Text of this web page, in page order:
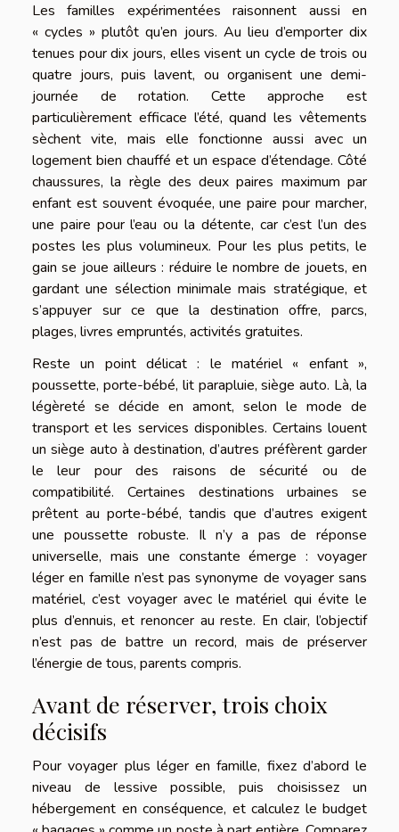
Les familles expérimentées raisonnent aussi en
« cycles » plutôt qu’en jours. Au lieu d’emporter dix
tenues pour dix jours, elles visent un cycle de trois ou
quatre jours, puis lavent, ou organisent une demi-
journée de rotation. Cette approche est
particulièrement efficace l’été, quand les vêtements
sèchent vite, mais elle fonctionne aussi avec un
logement bien chauffé et un espace d’étendage. Côté
chaussures, la règle des deux paires maximum par
enfant est souvent évoquée, une paire pour marcher,
une paire pour l’eau ou la détente, car c’est l’un des
postes les plus volumineux. Pour les plus petits, le
gain se joue ailleurs : réduire le nombre de jouets, en
gardant une sélection minimale mais stratégique, et
s’appuyer sur ce que la destination offre, parcs,
plages, livres empruntés, activités gratuites.
Reste un point délicat : le matériel « enfant »,
poussette, porte-bébé, lit parapluie, siège auto. Là, la
légèreté se décide en amont, selon le mode de
transport et les services disponibles. Certains louent
un siège auto à destination, d’autres préfèrent garder
le leur pour des raisons de sécurité ou de
compatibilité. Certaines destinations urbaines se
prêtent au porte-bébé, tandis que d’autres exigent
une poussette robuste. Il n’y a pas de réponse
universelle, mais une constante émerge : voyager
léger en famille n’est pas synonyme de voyager sans
matériel, c’est voyager avec le matériel qui évite le
plus d’ennuis, et renoncer au reste. En clair, l’objectif
n’est pas de battre un record, mais de préserver
l’énergie de tous, parents compris.
Avant de réserver, trois choix
décisifs
Pour voyager plus léger en famille, fixez d’abord le
niveau de lessive possible, puis choisissez un
hébergement en conséquence, et calculez le budget